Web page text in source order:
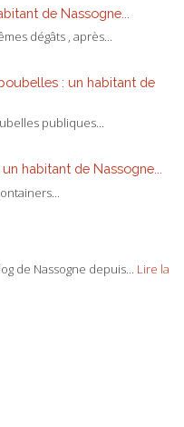
de Nassogne...
dégâts , après...
: un habitant de
publiques...
habitant de Nassogne...
de Nassogne depuis... Lire la